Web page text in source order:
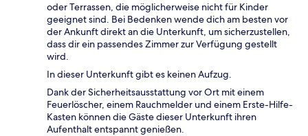
oder Terrassen, die möglicherweise nicht für Kinder
geeignet sind. Bei Bedenken wende dich am besten vor
der Ankunft direkt an die Unterkunft, um sicherzustellen,
dass dir ein passendes Zimmer zur Verfügung gestellt
wird.
In dieser Unterkunft gibt es keinen Aufzug.
Dank der Sicherheitsausstattung vor Ort mit einem
Feuerlöscher, einem Rauchmelder und einem Erste-Hilfe-
Kasten können die Gäste dieser Unterkunft ihren
Aufenthalt entspannt genießen.